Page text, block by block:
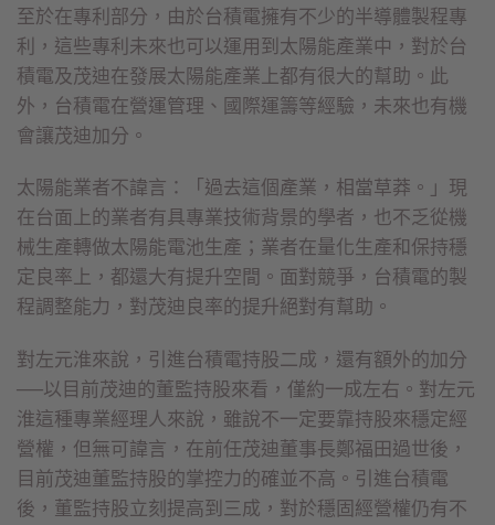
至於在專利部分，由於台積電擁有不少的半導體製程專
利，這些專利未來也可以運用到太陽能產業中，對於台
積電及茂迪在發展太陽能產業上都有很大的幫助。此
外，台積電在營運管理、國際運籌等經驗，未來也有機
會讓茂迪加分。
太陽能業者不諱言：「過去這個產業，相當草莽。」現
在台面上的業者有具專業技術背景的學者，也不乏從機
械生產轉做太陽能電池生產；業者在量化生產和保持穩
定良率上，都還大有提升空間。面對競爭，台積電的製
程調整能力，對茂迪良率的提升絕對有幫助。
對左元淮來說，引進台積電持股二成，還有額外的加分
──以目前茂迪的董監持股來看，僅約一成左右。對左元
淮這種專業經理人來說，雖說不一定要靠持股來穩定經
營權，但無可諱言，在前任茂迪董事長鄭福田過世後，
目前茂迪董監持股的掌控力的確並不高。引進台積電
後，董監持股立刻提高到三成，對於穩固經營權仍有不